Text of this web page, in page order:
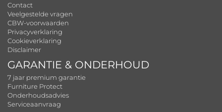
Contact
Veelgestelde vragen
CBW-voorwaarden
Privacyverklaring
Cookieverklaring
Disclaimer
GARANTIE & ONDERHOUD
7 jaar premium garantie
Furniture Protect
Onderhoudsadvies
Serviceaanvraag